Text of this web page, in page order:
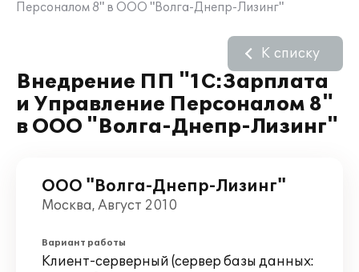
Персоналом 8" в ООО "Волга-Днепр-Лизинг"
Внедрение ПП "1С:Зарплата
и Управление Персоналом 8"
в ООО "Волга-Днепр-Лизинг"
К списку
ООО "Волга-Днепр-Лизинг"
Москва, Август 2010
Вариант работы
Клиент-серверный (сервер базы данных: